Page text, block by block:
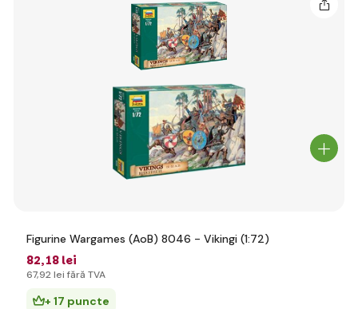
Figurine Wargames (AoB) 8046 - Vikingi (1:72)
82,18 lei
67,92 lei fără TVA
+ 17 puncte